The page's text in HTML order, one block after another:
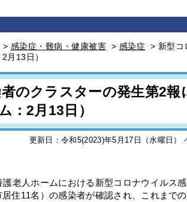
> 感染症・難病・健康被害 > 感染症 > 新型コ
月13日）
のクラスターの発生第2報
：2月13日）
更新日：令和5(2023)年5月17日（水曜日）
老人ホームにおける新型コロナウイルス
住11名）の感染者が確認され、これまで